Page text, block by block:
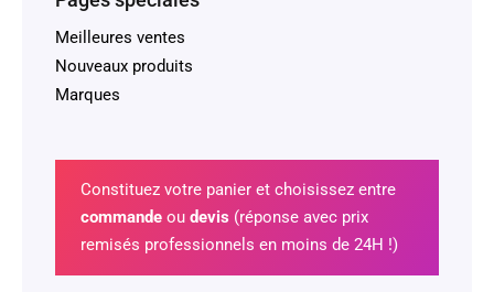
Meilleures ventes
Nouveaux produits
Marques
Constituez votre panier et choisissez entre
commandeou devis (réponse avec prix
remisés professionnels en moins de 24H !)